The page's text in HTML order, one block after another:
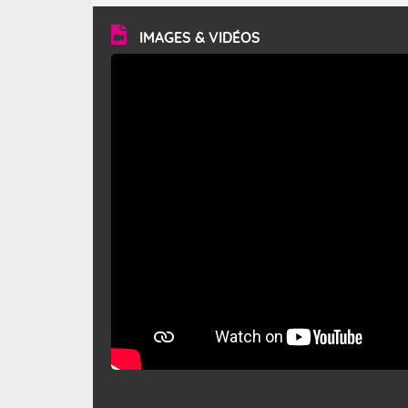
vitesse moyenne de 50 km/h et atteindre 80 à 100 km/h
en rafales, parfois davantage. Il parcourt la basse vallée
du Rhône et la Provence et envahit le littoral
méditerranéen à partir de la Camargue.
IMAGES & VIDÉOS